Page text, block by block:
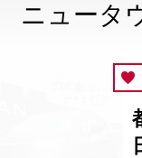
ニュータ